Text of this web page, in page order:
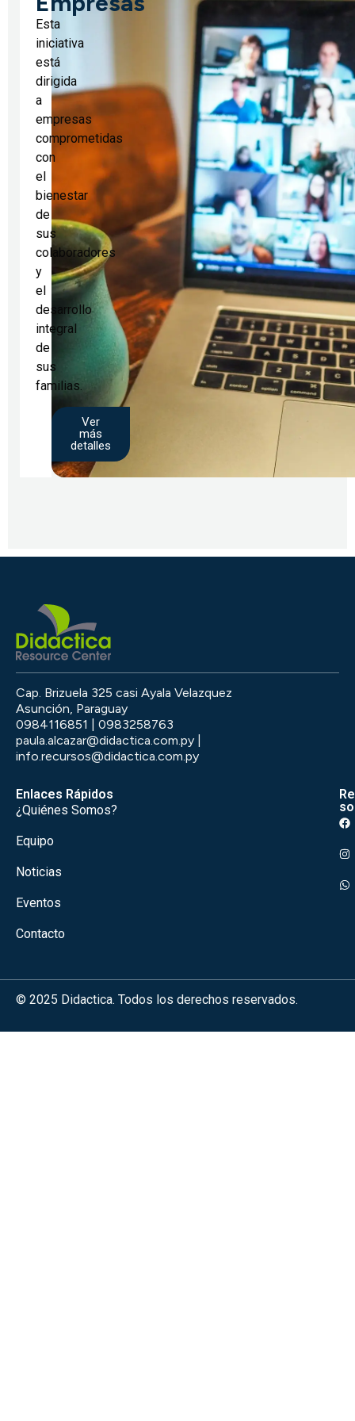
Esta
iniciativa
está
dirigida
a
empresas
comprometidas
con
el
bienestar
de
sus
colaboradores
y
el
desarrollo
integral
de
sus
familias.
Ver
más
detalles
Cap. Brizuela 325 casi Ayala Velazquez
Asunción, Paraguay
0984116851 | 0983258763
paula.alcazar@didactica.com.py |
info.recursos@didactica.com.py
Enlaces Rápidos
¿Quiénes Somos?
Equipo
Noticias
Eventos
Contacto
© 2025 Didactica. Todos los derechos reservados.